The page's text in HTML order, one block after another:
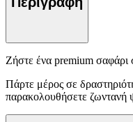
Ζήστε ένα premium σαφάρι
Πάρτε μέρος σε
παρακολουθήσετε ζωντανή